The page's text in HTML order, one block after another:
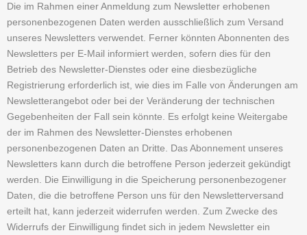
Die im Rahmen einer Anmeldung zum Newsletter erhobenen
personenbezogenen Daten werden ausschließlich zum Versand
unseres Newsletters verwendet. Ferner könnten Abonnenten des
Newsletters per E-Mail informiert werden, sofern dies für den
Betrieb des Newsletter-Dienstes oder eine diesbezügliche
Registrierung erforderlich ist, wie dies im Falle von Änderungen am
Newsletterangebot oder bei der Veränderung der technischen
Gegebenheiten der Fall sein könnte. Es erfolgt keine Weitergabe
der im Rahmen des Newsletter-Dienstes erhobenen
personenbezogenen Daten an Dritte. Das Abonnement unseres
Newsletters kann durch die betroffene Person jederzeit gekündigt
werden. Die Einwilligung in die Speicherung personenbezogener
Daten, die die betroffene Person uns für den Newsletterversand
erteilt hat, kann jederzeit widerrufen werden. Zum Zwecke des
Widerrufs der Einwilligung findet sich in jedem Newsletter ein